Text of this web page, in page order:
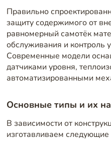
Правильно
защиту содержимого от
равномерный самотёк
обслуживания и контроль
Современные модели
датчиками уровня,
автоматизированными
Основные типы и их
В зависимости от
изготавливаем